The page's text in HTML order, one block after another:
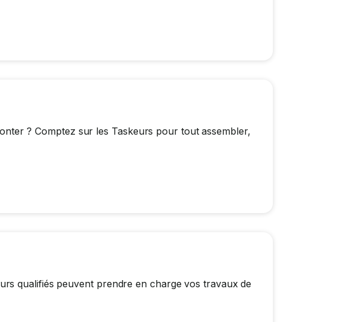
? Comptez sur les Taskeurs pour tout assembler,
qualifiés peuvent prendre en charge vos travaux de